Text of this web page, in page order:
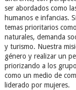
ser abordados como
humanos e infancias.
temas prioritarios
naturales, demanda
y turismo. Nuestra
género y realizar un
priorizando a los
como un medio de
liderado por mujeres.